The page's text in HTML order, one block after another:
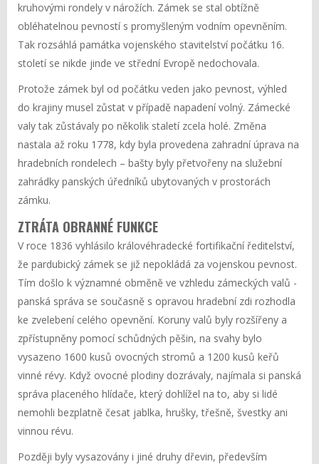
kruhovými rondely v nárožích. Zámek se stal obtížně
obléhatelnou pevností s promyšleným vodním opevněním.
Tak rozsáhlá památka vojenského stavitelství počátku 16.
století se nikde jinde ve střední Evropě nedochovala.
Protože zámek byl od počátku veden jako pevnost, výhled
do krajiny musel zůstat v případě napadení volný. Zámecké
valy tak zůstávaly po několik staletí zcela holé. Změna
nastala až roku 1778, kdy byla provedena zahradní úprava na
hradebních rondelech – bašty byly přetvořeny na služební
zahrádky panských úředníků ubytovaných v prostorách
zámku.
ZTRÁTA OBRANNÉ FUNKCE
V roce 1836 vyhlásilo královéhradecké fortifikační ředitelství,
že pardubický zámek se již nepokládá za vojenskou pevnost.
Tím došlo k významné obměně ve vzhledu zámeckých valů -
panská správa se současně s opravou hradební zdi rozhodla
ke zvelebení celého opevnění. Koruny valů byly rozšířeny a
zpřístupněny pomocí schůdných pěšin, na svahy bylo
vysazeno 1600 kusů ovocných stromů a 1200 kusů keřů
vinné révy. Když ovocné plodiny dozrávaly, najímala si panská
správa placeného hlídače, který dohlížel na to, aby si lidé
nemohli bezplatně česat jablka, hrušky, třešně, švestky ani
vinnou révu.
Později byly vysazovány i jiné druhy dřevin, především